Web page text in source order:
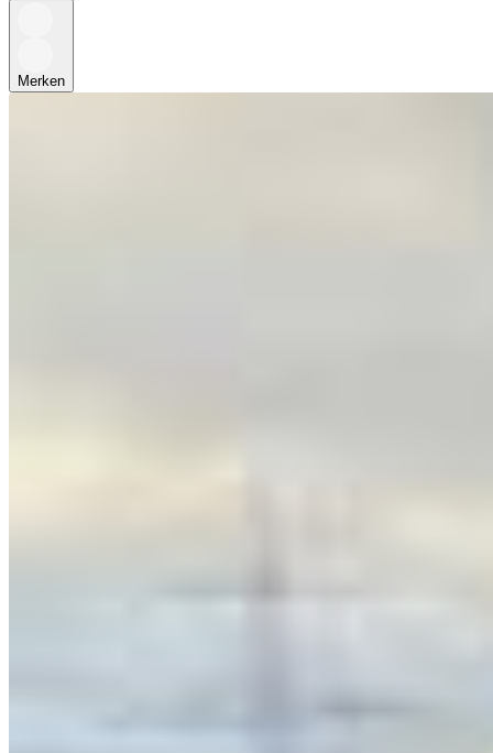
Merken